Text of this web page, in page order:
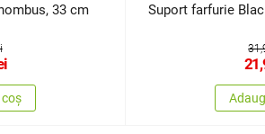
33 cm Suport farfurie